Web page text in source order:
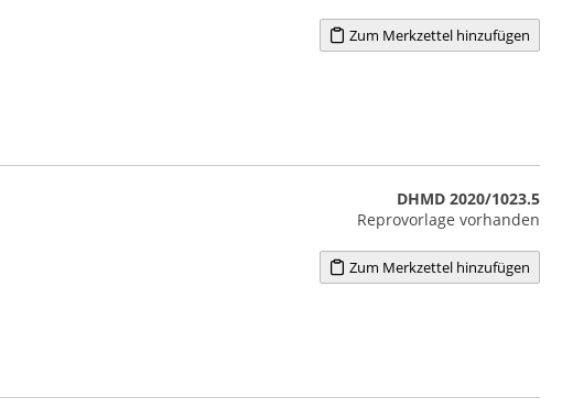
Zum Merkzettel hinzufügen
DHMD 2020/1023.5
Reprovorlage vorhanden
Zum Merkzettel hinzufügen